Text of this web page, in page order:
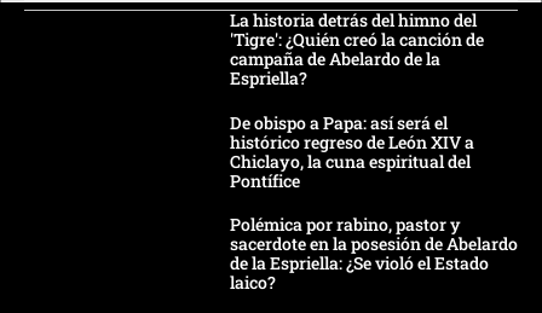
La historia detrás del himno del
'Tigre': ¿Quién creó la canción de
campaña de Abelardo de la
Espriella?
De obispo a Papa: así será el
histórico regreso de León XIV a
Chiclayo, la cuna espiritual del
Pontífice
Polémica por rabino, pastor y
sacerdote en la posesión de Abelardo
de la Espriella: ¿Se violó el Estado
laico?